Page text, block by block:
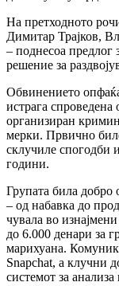
На претходното
Димитар Трајков,
– поднесоа предлог
решение за
Обвинението
истрага
организиран
мерки. Првично
склучиле спогодби
години.
Групата била добро
– од набавка до
чувала во
до 6.000 денари за
марихуана.
Snapchat, а клучни
системот за